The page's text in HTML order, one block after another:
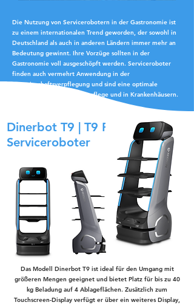
Die Nutzung von Servicerobotern in der Gastronomie ist
zu einem internationalen Trend geworden, der sowohl in
Deutschland als auch in anderen Ländern immer mehr an
Bedeutung gewinnt. Ihre Vorzüge sollten in der
Gastronomie voll ausgeschöpft werden. Serviceroboter
finden auch vermehrt Anwendung in der
Gemeinschaftsverpflegung und sind eine optimale
Unterstützung in der Altenpflege und in Krankenhäusern.
Dinerbot T9 | T9 Pro*
Serviceroboter
Das Modell Dinerbot T9 ist ideal für den Umgang mit
größeren Mengen geeignet und bietet Platz für bis zu 40
kg Beladung auf 4 Ablageflächen. Zusätzlich zum
Touchscreen-Display verfügt er über ein weiteres Display,